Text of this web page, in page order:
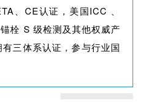
、CE认证，美国ICC 、
栓 S 级检测及其他权威产
三体系认证，参与行业国